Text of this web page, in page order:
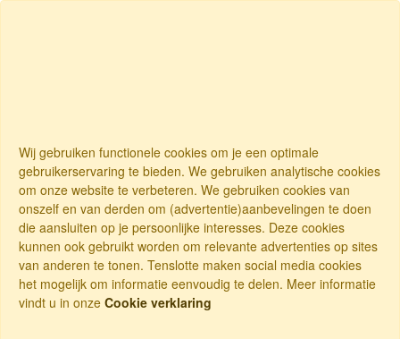
Wij gebruiken functionele cookies om je een optimale
gebruikerservaring te bieden. We gebruiken analytische cookies
om onze website te verbeteren. We gebruiken cookies van
onszelf en van derden om (advertentie)aanbevelingen te doen
die aansluiten op je persoonlijke interesses. Deze cookies
kunnen ook gebruikt worden om relevante advertenties op sites
van anderen te tonen. Tenslotte maken social media cookies
het mogelijk om informatie eenvoudig te delen. Meer informatie
vindt u in onze Cookie verklaring